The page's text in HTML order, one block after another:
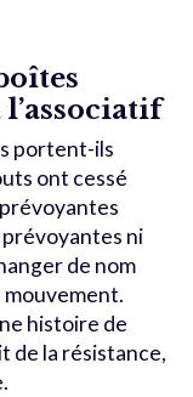
portent-ils
ont cessé
ni
de nom
mouvement.
histoire de
de la résistance,